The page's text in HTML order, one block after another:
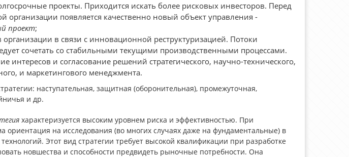
проекты. Приходится искать более рисковых инвесторов. Перед
организации появляется качественно новый объект управления -
проект;
в связи с инновационной реструктуризацией. Потоки
сочетать со стабильными текущими производственными процессами.
интересов и согласование решений стратегического, научно-технического,
и маркетингового менеджмента.
наступательная, защитная (оборонительная), промежуточная,
и др.
характеризуется высоким уровнем риска и эффективностью. При
ориентация на исследования (во многих случаях даже на фундаментальные) в
Этот вид стратегии требует высокой квалификации при разработке
новшества и способности предвидеть рыночные потребности. Она